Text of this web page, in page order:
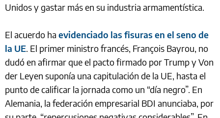
Unidos y gastar más en su industria armamentística.
El acuerdo ha evidenciado las fisuras en el seno de
la UE. El primer ministro francés, François Bayrou, no
dudó en afirmar que el pacto firmado por Trump y Von
der Leyen suponía una capitulación de la UE, hasta el
punto de calificar la jornada como un “día negro”. En
Alemania, la federación empresarial BDI anunciaba, por